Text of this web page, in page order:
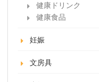
健康ドリンク
健康食品
妊娠
文房具